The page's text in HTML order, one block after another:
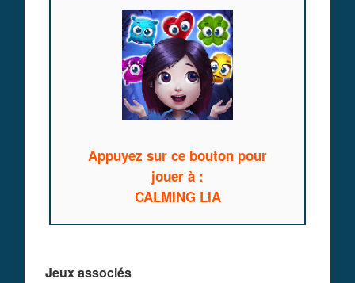
Appuyez sur ce bouton pour
jouer à :
CALMING LIA
Jeux associés